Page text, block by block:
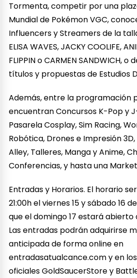
Tormenta, competir por una
Mundial de Pokémon VGC,
Influencers y Streamers de la
ELISA WAVES, JACKY COOLIFE,
FLIPPIN o CARMEN SANDWICH,
títulos y propuestas de Estudios
Además, entre la programación
encuentran Concursos K-Pop y
Pasarela Cosplay, Sim Racing,
Robótica, Drones e Impresión
Alley, Talleres, Manga y Anime,
Conferencias, y hasta una
Entradas y Horarios. El horario
21:00h el viernes 15 y sábado 16
que el domingo 17 estará abierto
Las entradas podrán adquirirse
anticipada de forma online en
entradasatualcance.com y en
oficiales GoldSaucerStore y